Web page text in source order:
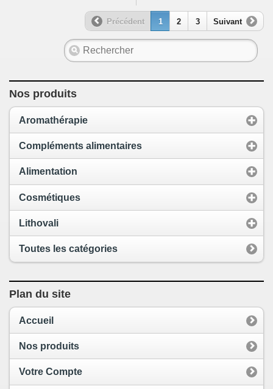
Précédent 1 2 3 Suivant
Nos produits
Aromathérapie
Compléments alimentaires
Alimentation
Cosmétiques
Lithovali
Toutes les catégories
Plan du site
Accueil
Nos produits
Votre Compte